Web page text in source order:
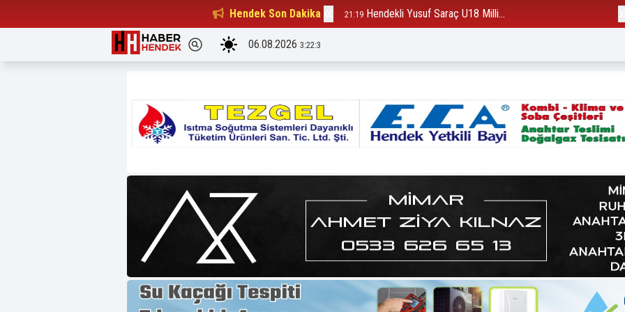
Hendek Son Dakika
Beşiktaşlılar Derneği Başkanı... 21:19 Hendekli Yusuf Saraç U18 Milli...
06.08.2026 3:22:5